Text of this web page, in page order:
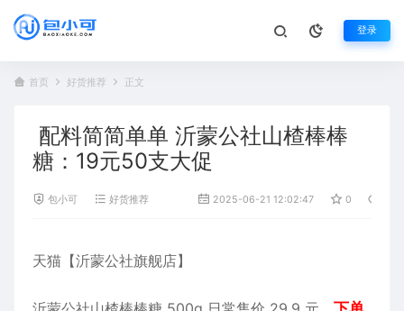
登录
首页 好货推荐 正文
配料简简单单 沂蒙公社山楂棒棒
糖：19元50支大促
包小可 好货推荐 2025-06-21 12:02:47 0
天猫【沂蒙公社旗舰店】